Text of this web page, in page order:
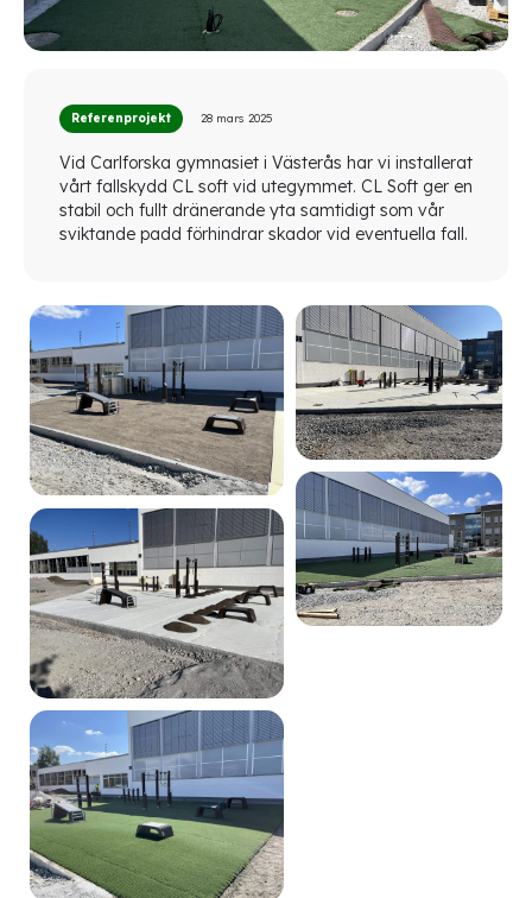
Referenprojekt 28 mars 2025
Vid Carlforska gymnasiet i Västerås har vi installerat
vårt fallskydd CL soft vid utegymmet. CL Soft ger en
stabil och fullt dränerande yta samtidigt som vår
sviktande padd förhindrar skador vid eventuella fall.